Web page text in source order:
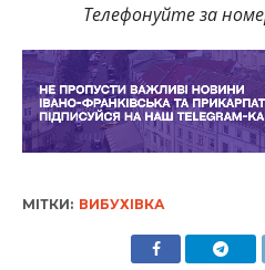
Телефонуйте за
МІТКИ: ВИБУХІВКА